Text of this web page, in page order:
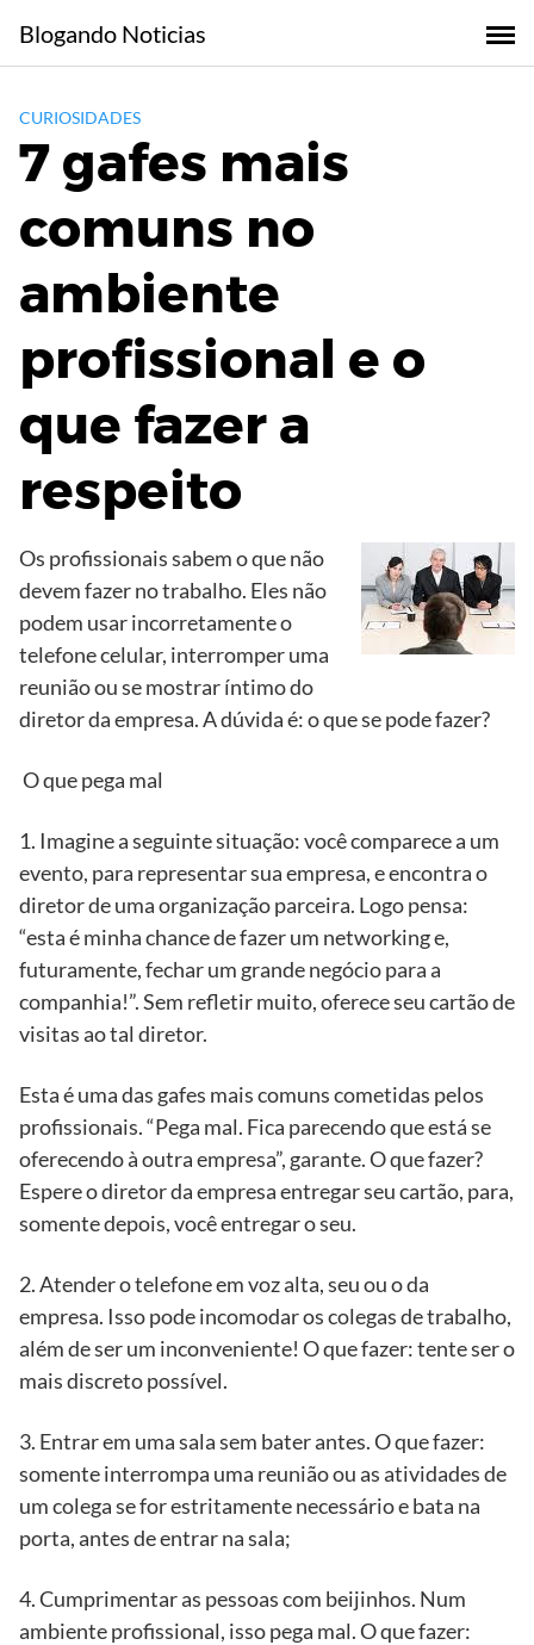
content
Blogando Noticias
CURIOSIDADES
7 gafes mais
comuns no
ambiente
profissional e o
que fazer a
respeito
Os profissionais sabem o que não
devem fazer no trabalho. Eles não
podem usar incorretamente o
telefone celular, interromper uma
reunião ou se mostrar íntimo do
diretor da empresa. A dúvida é: o que se pode fazer?
O que pega mal
1. Imagine a seguinte situação: você comparece a um
evento, para representar sua empresa, e encontra o
diretor de uma organização parceira. Logo pensa:
“esta é minha chance de fazer um networking e,
futuramente, fechar um grande negócio para a
companhia!”. Sem refletir muito, oferece seu cartão de
visitas ao tal diretor.
Esta é uma das gafes mais comuns cometidas pelos
profissionais. “Pega mal. Fica parecendo que está se
oferecendo à outra empresa”, garante. O que fazer?
Espere o diretor da empresa entregar seu cartão, para,
somente depois, você entregar o seu.
2. Atender o telefone em voz alta, seu ou o da
empresa. Isso pode incomodar os colegas de trabalho,
além de ser um inconveniente! O que fazer: tente ser o
mais discreto possível.
3. Entrar em uma sala sem bater antes. O que fazer:
somente interrompa uma reunião ou as atividades de
um colega se for estritamente necessário e bata na
porta, antes de entrar na sala;
4. Cumprimentar as pessoas com beijinhos. Num
ambiente profissional, isso pega mal. O que fazer: